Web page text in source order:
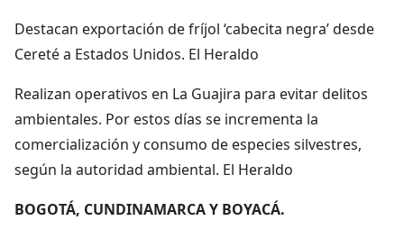
Destacan exportación de fríjol ‘cabecita negra’ desde
Cereté a Estados Unidos. El Heraldo
Realizan operativos en La Guajira para evitar delitos
ambientales. Por estos días se incrementa la
comercialización y consumo de especies silvestres,
según la autoridad ambiental. El Heraldo
BOGOTÁ, CUNDINAMARCA Y BOYACÁ.